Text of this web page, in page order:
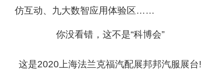
仿互动、九大数智应用体验区……
你没看错，这不是“科博会”
这是2020上海法兰克福汽配展邦邦汽服展台!